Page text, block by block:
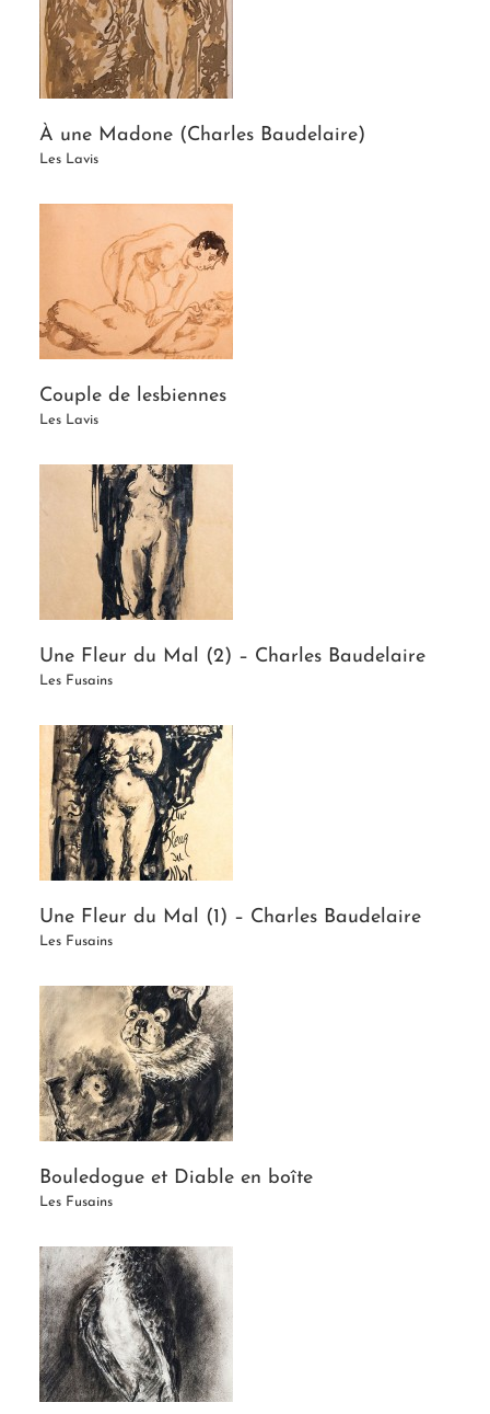
À une Madone (Charles Baudelaire)
Les Lavis
Couple de lesbiennes
Les Lavis
Une Fleur du Mal (2) – Charles Baudelaire
Les Fusains
Une Fleur du Mal (1) – Charles Baudelaire
Les Fusains
Bouledogue et Diable en boîte
Les Fusains